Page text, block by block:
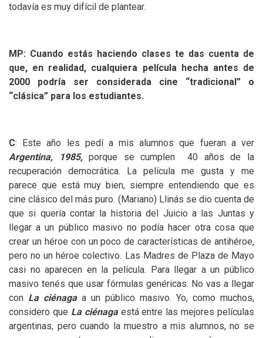
todavía es muy difícil de plantear.
MP: Cuando estás haciendo clases te das cuenta de
que, en realidad, cualquiera película hecha antes de
2000 podría ser considerada cine “tradicional” o
“clásica” para los estudiantes.
C: Este año les pedí a mis alumnos que fueran a ver
Argentina, 1985,porque se cumplen 40 años de la
recuperación democrática. La película me gusta y me
parece que está muy bien, siempre entendiendo que es
cine clásico del más puro. (Mariano) Llinás se dio cuenta de
que si quería contar la historia del Juicio a las Juntas y
llegar a un público masivo no podía hacer otra cosa que
crear un héroe con un poco de características de antihéroe,
pero no un héroe colectivo. Las Madres de Plaza de Mayo
casi no aparecen en la película. Para llegar a un público
masivo tenés que usar fórmulas genéricas. No vas a llegar
con La ciénaga a un público masivo. Yo, como muchos,
considero que La ciénagaestá entre las mejores películas
argentinas, pero cuando la muestro a mis alumnos, no se